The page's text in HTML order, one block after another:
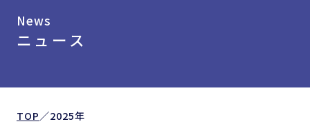
News
ニュース
TOP／2025年